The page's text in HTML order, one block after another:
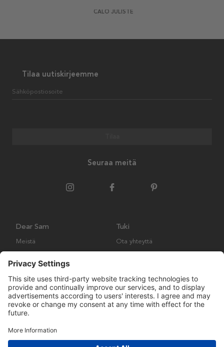
CALO JULISTE
Tilaa uutiskirjeemme
Sähköpostiosoite
Seuraa meitä
Dear Sam
Meistä
Tuki
Ota yhteyttä
Palautukset ja vaatimukset